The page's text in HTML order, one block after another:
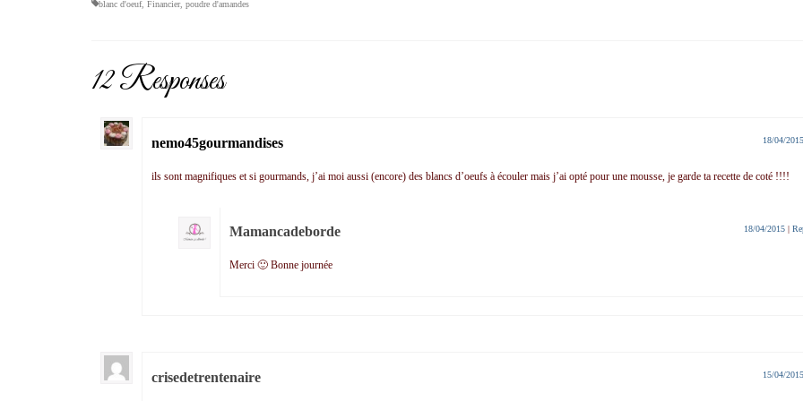
blanc d'oeuf, Financier, poudre d'amandes
12 Responses
nemo45gourmandises 18/04/2015
ils sont magnifiques et si gourmands, j’ai moi aussi (encore) des blancs d’oeufs à écouler mais j’ai opté pour une mousse, je garde ta recette de coté !!!!
Mamancadeborde 18/04/2015 |
Merci 🙂 Bonne journée
crisedetrentenaire 15/04/2015